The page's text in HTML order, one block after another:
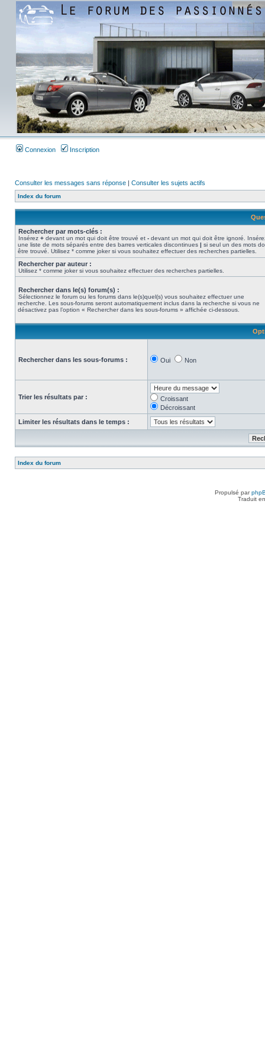
Connexion Inscription
Consulter les messages sans réponse | Consulter les sujets actifs
Index du forum
Rechercher par mots-clés :
Insérez + devant un mot qui doit être trouvé et - devant un mot qui doit être ignoré.
une liste de mots séparés entre des barres verticales discontinues | si seul un des mots
être trouvé. Utilisez * comme joker si vous souhaitez effectuer des recherches partielles.
Rechercher par auteur :
Utilisez * comme joker si vous souhaitez effectuer des recherches partielles.
Rechercher dans le(s) forum(s) :
Sélectionnez le forum ou les forums dans le(s)quel(s) vous souhaitez effectuer une
recherche. Les sous-forums seront automatiquement inclus dans la recherche si vous ne
désactivez pas l’option « Rechercher dans les sous-forums » affichée ci-dessous.
Rechercher dans les sous-forums : Oui Non
Trier les résultats par :
Croissant
Décroissant
Limiter les résultats dans le temps :
Index du forum
Propulsé par
Traduit